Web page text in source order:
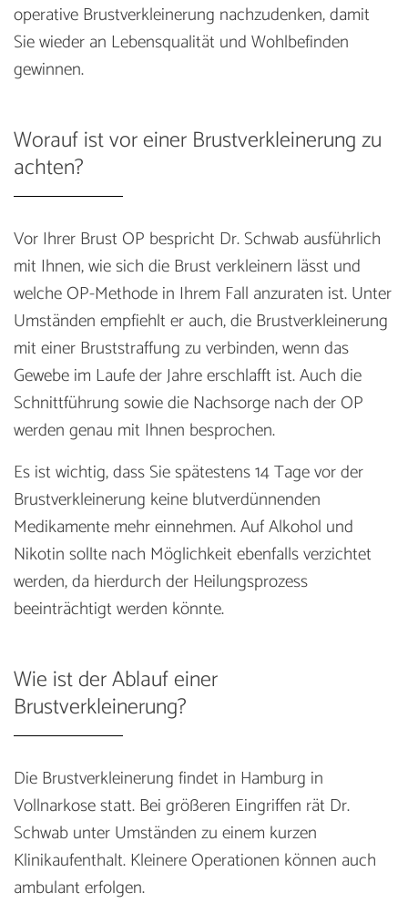
operative Brustverkleinerung nachzudenken, damit
Sie wieder an Lebensqualität und Wohlbefinden
gewinnen.
Worauf ist vor einer Brustverkleinerung zu
achten?
Vor Ihrer Brust OP bespricht Dr. Schwab ausführlich
mit Ihnen, wie sich die Brust verkleinern lässt und
welche OP-Methode in Ihrem Fall anzuraten ist. Unter
Umständen empfiehlt er auch, die Brustverkleinerung
mit einer Bruststraffung zu verbinden, wenn das
Gewebe im Laufe der Jahre erschlafft ist. Auch die
Schnittführung sowie die Nachsorge nach der OP
werden genau mit Ihnen besprochen.
Es ist wichtig, dass Sie spätestens 14 Tage vor der
Brustverkleinerung keine blutverdünnenden
Medikamente mehr einnehmen. Auf Alkohol und
Nikotin sollte nach Möglichkeit ebenfalls verzichtet
werden, da hierdurch der Heilungsprozess
beeinträchtigt werden könnte.
Wie ist der Ablauf einer
Brustverkleinerung?
Die Brustverkleinerung findet in Hamburg in
Vollnarkose statt. Bei größeren Eingriffen rät Dr.
Schwab unter Umständen zu einem kurzen
Klinikaufenthalt. Kleinere Operationen können auch
ambulant erfolgen.